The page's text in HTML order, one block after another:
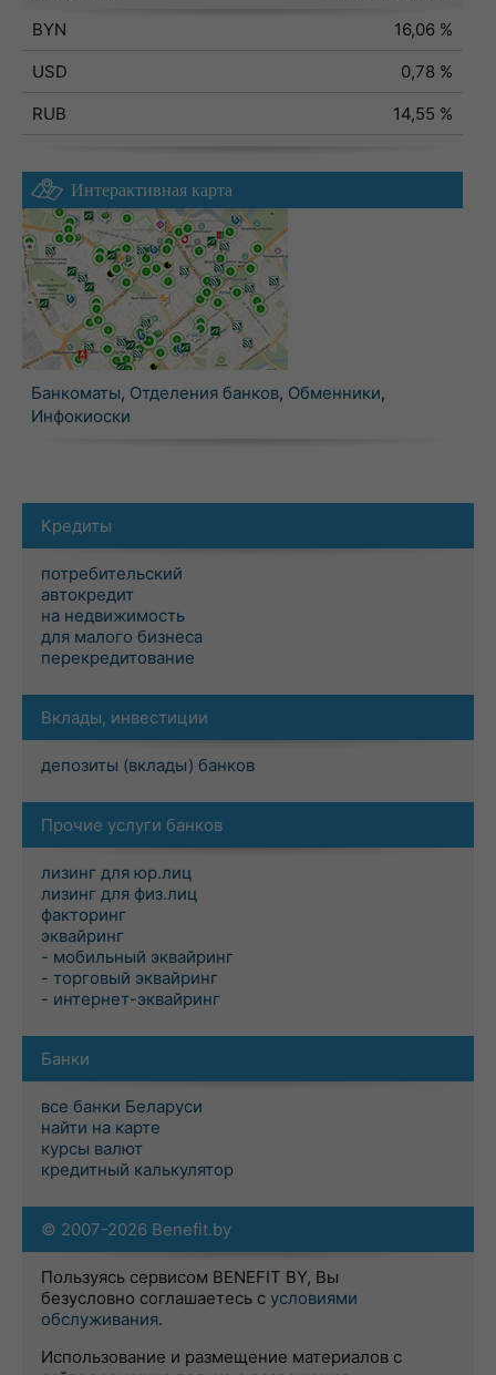
BYN
16,06 %
USD
0,78 %
RUB
14,55 %
Интерактивная карта
Банкоматы, Отделения банков, Обменники,
Инфокиоски
Кредиты
потребительский
автокредит
на недвижимость
для малого бизнеса
перекредитование
Вклады, инвестиции
депозиты (вклады) банков
Прочие услуги банков
лизинг для юр.лиц
лизинг для физ.лиц
факторинг
эквайринг
- мобильный эквайринг
- торговый эквайринг
- интернет-эквайринг
Банки
все банки Беларуси
найти на карте
курсы валют
кредитный калькулятор
© 2007-2026 Benefit.by
Пользуясь сервисом BENEFIT BY, Вы
безусловно соглашаетесь с условиями
обслуживания.
Использование и размещение материалов с